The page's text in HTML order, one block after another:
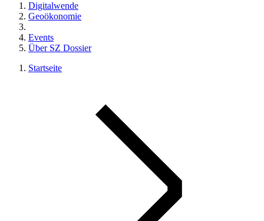
Digitalwende
Geoökonomie
Events
Über SZ Dossier
Startseite